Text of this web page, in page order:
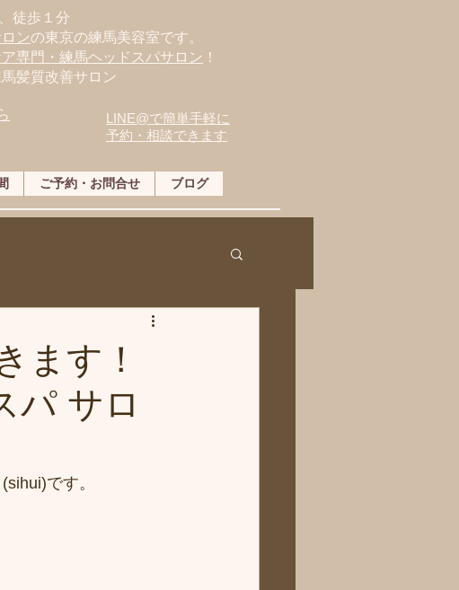
徒歩１分
ンの東京の練馬美容室です。
専門・練馬ヘッドスパサロン ！
髪質改善サロン
LINE@で簡単手軽に
予約・相談できます
ご予約・お問合せ ブログ
ます！
パ サロ
です。